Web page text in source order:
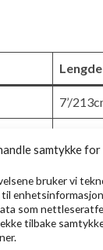
samtykke
bruker vi
som
tilbake
Lengde
7’/